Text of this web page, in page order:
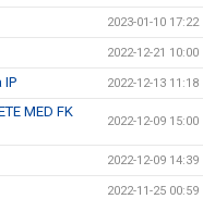
2023-01-10 17:22
2022-12-21 10:00
IP 2022-12-13 11:18
MED FK
2022-12-09 15:00
2022-12-09 14:39
2022-11-25 00:59